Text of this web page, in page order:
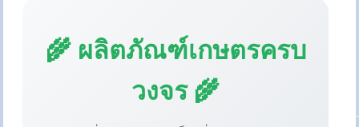
🌾 ผลิตภัณฑ์เกษตรครบ
วงจร 🌾